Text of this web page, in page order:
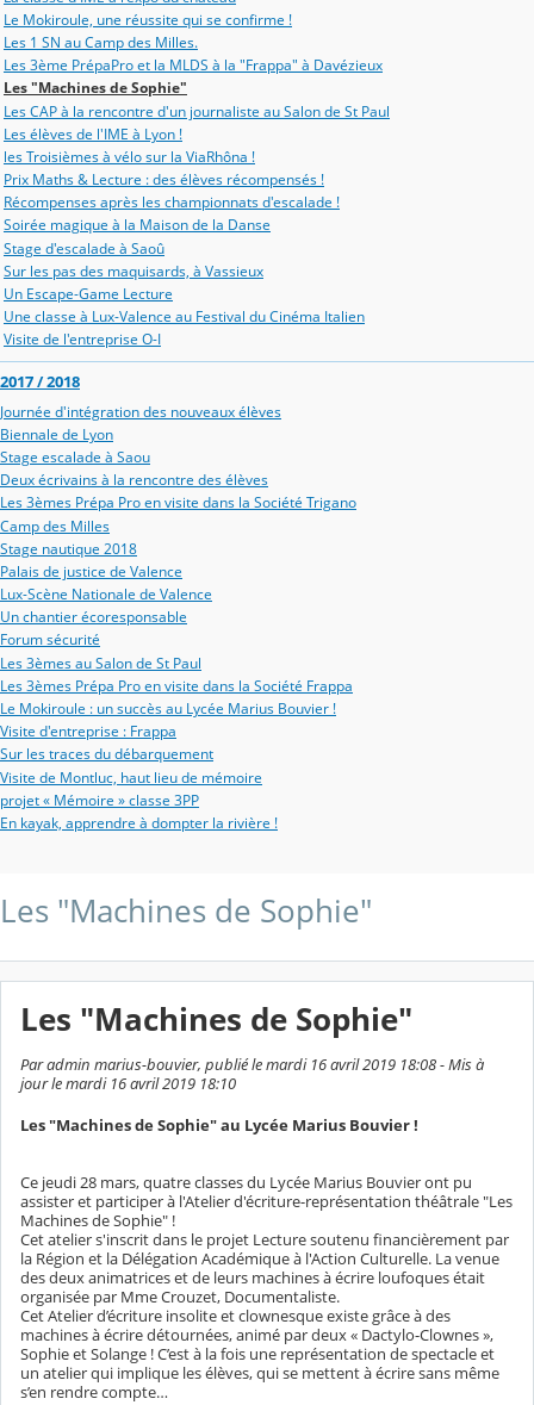
Le Mokiroule, une réussite qui se confirme !
Les 1 SN au Camp des Milles.
Les 3ème PrépaPro et la MLDS à la "Frappa" à Davézieux
Les "Machines de Sophie"
Les CAP à la rencontre d'un journaliste au Salon de St Paul
Les élèves de l'IME à Lyon !
les Troisièmes à vélo sur la ViaRhôna !
Prix Maths & Lecture : des élèves récompensés !
Récompenses après les championnats d'escalade !
Soirée magique à la Maison de la Danse
Stage d'escalade à Saoû
Sur les pas des maquisards, à Vassieux
Un Escape-Game Lecture
Une classe à Lux-Valence au Festival du Cinéma Italien
Visite de l'entreprise O-I
2017 / 2018
Journée d'intégration des nouveaux élèves
Biennale de Lyon
Stage escalade à Saou
Deux écrivains à la rencontre des élèves
Les 3èmes Prépa Pro en visite dans la Société Trigano
Camp des Milles
Stage nautique 2018
Palais de justice de Valence
Lux-Scène Nationale de Valence
Un chantier écoresponsable
Forum sécurité
Les 3èmes au Salon de St Paul
Les 3èmes Prépa Pro en visite dans la Société Frappa
Le Mokiroule : un succès au Lycée Marius Bouvier !
Visite d'entreprise : Frappa
Sur les traces du débarquement
Visite de Montluc, haut lieu de mémoire
projet « Mémoire » classe 3PP
En kayak, apprendre à dompter la rivière !
Les "Machines de Sophie"
Les "Machines de Sophie"
Par admin marius-bouvier, publié le mardi 16 avril 2019 18:08 - Mis à
jour le mardi 16 avril 2019 18:10
Les "Machines de Sophie" au Lycée Marius Bouvier !
Ce jeudi 28 mars, quatre classes du Lycée Marius Bouvier ont pu
assister et participer à l'Atelier d'écriture-représentation théâtrale "Les
Machines de Sophie" !
Cet atelier s'inscrit dans le projet Lecture soutenu financièrement par
la Région et la Délégation Académique à l'Action Culturelle. La venue
des deux animatrices et de leurs machines à écrire loufoques était
organisée par Mme Crouzet, Documentaliste.
Cet Atelier d’écriture insolite et clownesque existe grâce à des
machines à écrire détournées, animé par deux « Dactylo-Clownes »,
Sophie et Solange ! C’est à la fois une représentation de spectacle et
un atelier qui implique les élèves, qui se mettent à écrire sans même
s’en rendre compte…